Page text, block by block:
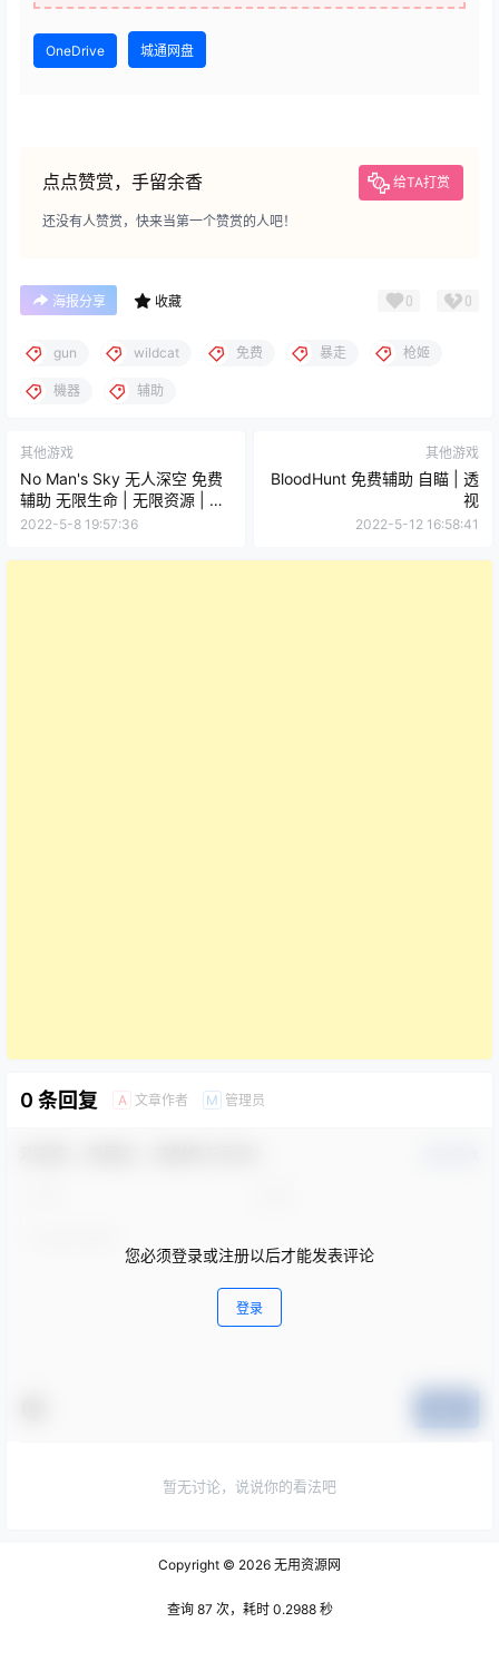
OneDrive 城通网盘
点点赞赏，手留余香 给TA打赏
还没有人赞赏，快来当第一个赞赏的人吧！
海报分享 收藏 0 0
gun wildcat 免费 暴走 枪姬
機器 辅助
其他游戏
No Man's Sky 无人深空 免费
辅助 无限生命 | 无限资源 | 无
限护甲 v3.0
2022-5-8 19:57:36
其他游戏
BloodHunt 免费辅助 自瞄 | 透
视
2022-5-12 16:58:41
0 条回复 A 文章作者 M 管理员
您必须登录或注册以后才能发表评论
登录
暂无讨论，说说你的看法吧
Copyright © 2026 无用资源网
查询 87 次，耗时 0.2988 秒